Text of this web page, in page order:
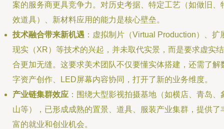
案的服务商更具竞争力。对历史考据、特定工艺（如做旧、
效道具）、新材料应用的能力是核心壁垒。
技术融合带来新机遇 ：虚拟制片（Virtual Production）、扩
现实（XR）等技术的兴起，并未取代实景，而是要求虚实结
合更加无缝。这要求美术团队不仅要懂实体搭建，还需了解
字资产创作、LED屏幕内容协同，打开了新的业务维度。
产业链集群效应 ：围绕大型影视拍摄基地（如横店、青岛、
山等），已形成成熟的置景、道具、服装产业集群，提供了
富的就业和创业机会。